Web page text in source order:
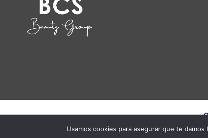
Usamos cookies para asegurar que te